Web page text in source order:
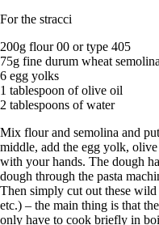
For the stracci
200g flour 00 or type 405
75g fine durum wheat semolina
6 egg yolks
1 tablespoon of olive oil
2 tablespoons of water
Mix flour and semolina and
middle, add the egg yolk,
with your hands. The dough
dough through the pasta
Then simply cut out these wild
etc.) – the main thing is that
only have to cook briefly in